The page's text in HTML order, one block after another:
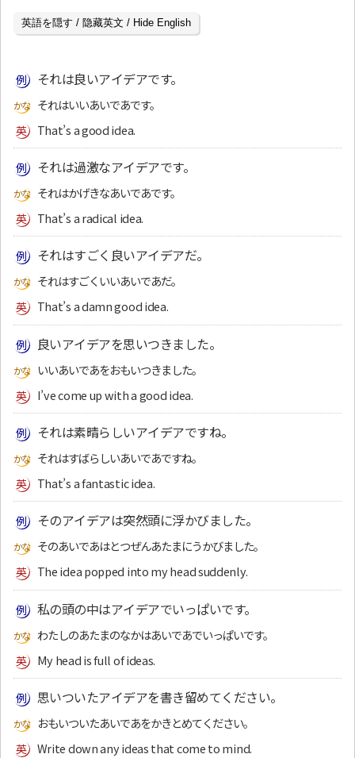
英語を隠す / 隐藏英文 / Hide English
それは良いアイデアです。
それはいいあいであです。
That’s a good idea.
それは過激なアイデアです。
それはかげきなあいであです。
That’s a radical idea.
それはすごく良いアイデアだ。
それはすごくいいあいであだ。
That’s a damn good idea.
良いアイデアを思いつきました。
いいあいであをおもいつきました。
I’ve come up with a good idea.
それは素晴らしいアイデアですね。
それはすばらしいあいであですね。
That’s a fantastic idea.
そのアイデアは突然頭に浮かびました。
そのあいであはとつぜんあたまにうかびました。
The idea popped into my head suddenly.
私の頭の中はアイデアでいっぱいです。
わたしのあたまのなかはあいであでいっぱいです。
My head is full of ideas.
思いついたアイデアを書き留めてください。
おもいついたあいであをかきとめてください。
Write down any ideas that come to mind.